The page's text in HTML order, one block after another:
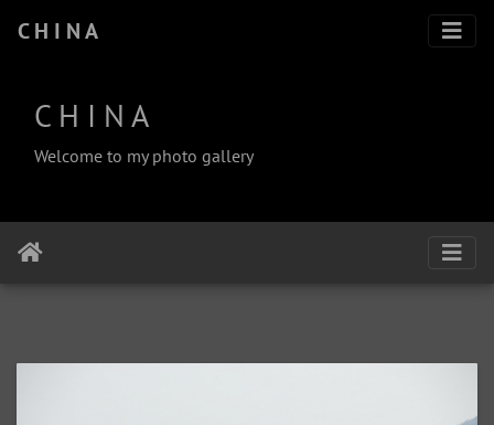
C H I N A
C H I N A
Welcome to my photo gallery